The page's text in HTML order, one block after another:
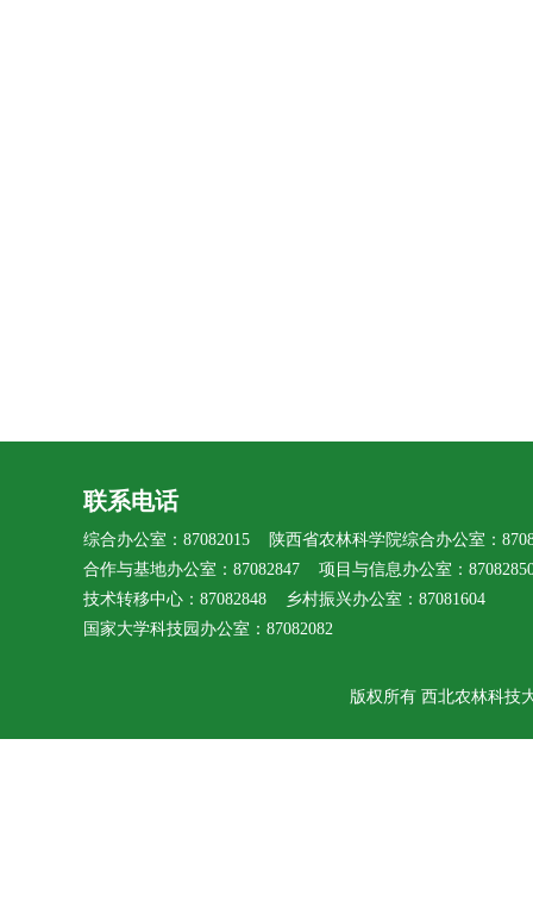
联系电话
综合办公室：87082015 陕西省农林科学院综合办公室：
合作与基地办公室：87082847 项目与信息办公室：
技术转移中心：87082848 乡村振兴办公室：87081604
国家大学科技园办公室：87082082
版权所有 西北农林科技